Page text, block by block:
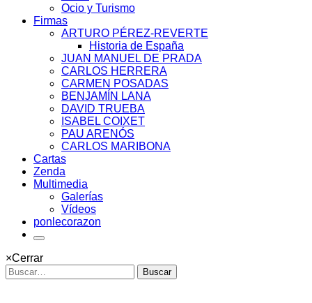
Ocio y Turismo
Firmas
ARTURO PÉREZ-REVERTE
Historia de España
JUAN MANUEL DE PRADA
CARLOS HERRERA
CARMEN POSADAS
BENJAMÍN LANA
DAVID TRUEBA
ISABEL COIXET
PAU ARENÓS
CARLOS MARIBONA
Cartas
Zenda
Multimedia
Galerías
Vídeos
ponlecorazon
×Cerrar
Buscar